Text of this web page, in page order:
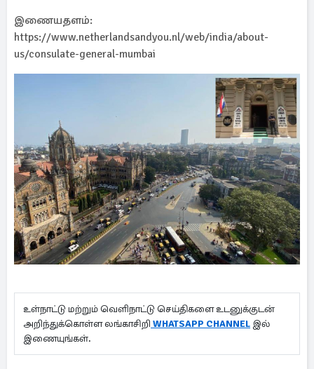
இணையதளம்:
https://www.netherlandsandyou.nl/web/india/about-
us/consulate-general-mumbai
உள்நாட்டு மற்றும் வெளிநாட்டு செய்திகளை உடனுக்குடன்
அறிந்துக்கொள்ள லங்காசிறி WHATSAPP CHANNEL இல்
இணையுங்கள்.